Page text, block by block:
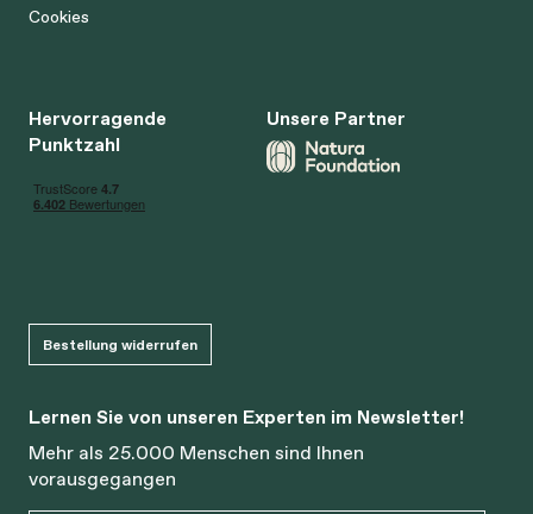
Cookies
Hervorragende
Punktzahl
Unsere Partner
Bestellung widerrufen
Lernen Sie von unseren Experten im Newsletter!
Mehr als 25.000 Menschen sind Ihnen
vorausgegangen